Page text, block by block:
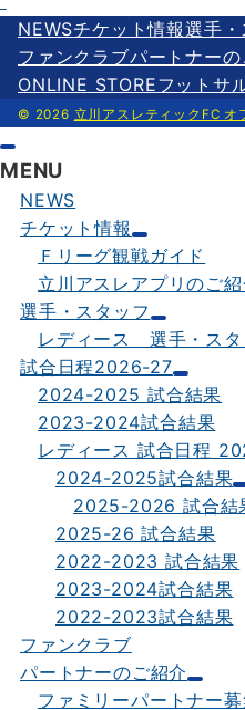
o
k
e
r
l
e
NEWSチケット情報選手・
ファンクラブパートナーの
ONLINE STOREフットサ
© 2026 立川アスレティックFC オ
MENU
NEWS
チケット情報
Ｆリーグ観戦ガイド
立川アスレアプリのご紹
選手・スタッフ
レディース 選手・スタ
試合日程2026-27
2024-2025 試合結果
2023-2024試合結果
レディース 試合日程
2024-2025試合結果
2025-2026 試合結
2025-26 試合結果
2022-2023 試合結果
2023-2024試合結果
2022-2023試合結果
ファンクラブ
パートナーのご紹介
ファミリーパートナー